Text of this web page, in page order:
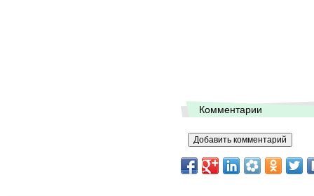
Комментарии